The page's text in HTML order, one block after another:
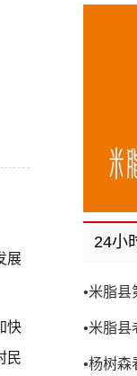
展
快
民
24小
•米脂县
•米脂县
•杨树森